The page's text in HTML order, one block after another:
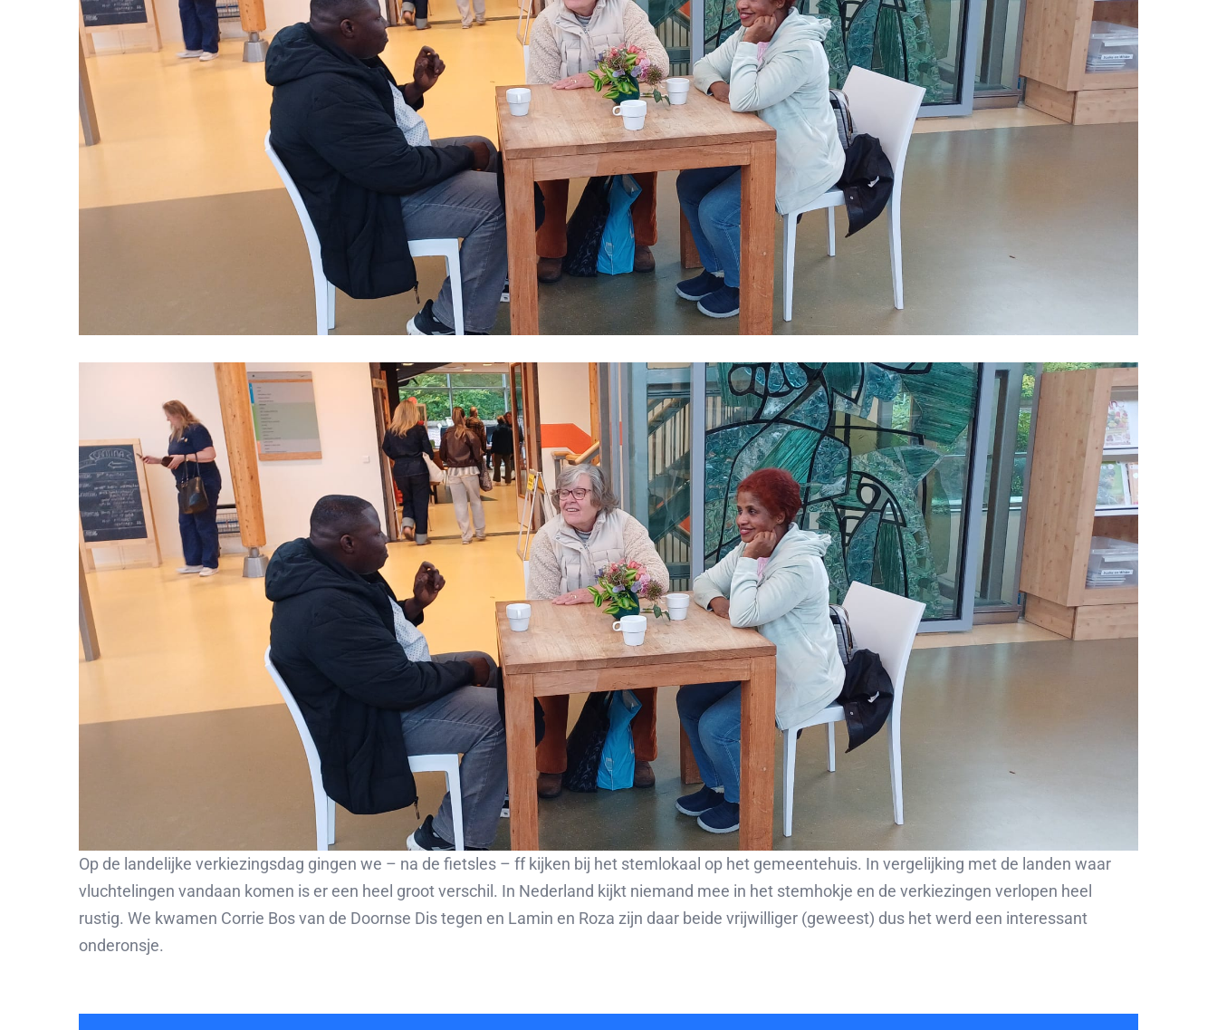
Op de landelijke verkiezingsdag gingen we – na de fietsles – ff kijken bij het stemlokaal op het gemeentehuis. In vergelijking met de landen waar
vluchtelingen vandaan komen is er een heel groot verschil. In Nederland kijkt niemand mee in het stemhokje en de verkiezingen verlopen heel
rustig. We kwamen Corrie Bos van de Doornse Dis tegen en Lamin en Roza zijn daar beide vrijwilliger (geweest) dus het werd een interessant
onderonsje.